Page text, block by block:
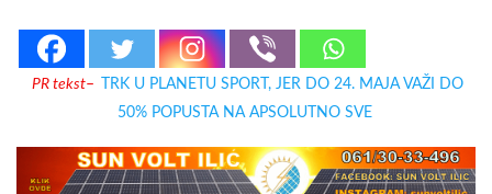
PR tekst–
TRK U PLANETU SPORT, JER DO 24. MAJA VAŽI DO
50% POPUSTA NA APSOLUTNO SVE